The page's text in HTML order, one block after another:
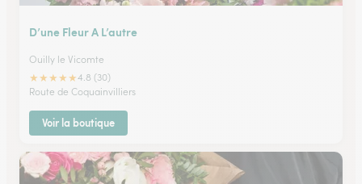
D’une Fleur A L’autre
Ouilly le Vicomte
★★★★★4.8 (30)
Route de Coquainvilliers
Voir la boutique